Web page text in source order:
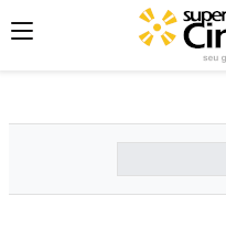
';';